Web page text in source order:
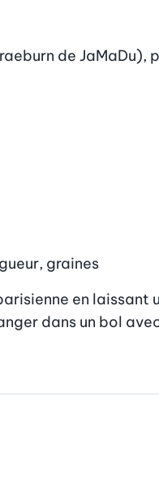
de
graines
en
dans un bol